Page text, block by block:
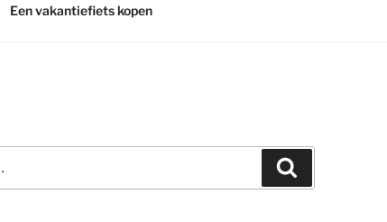
Een vakantiefiets kopen